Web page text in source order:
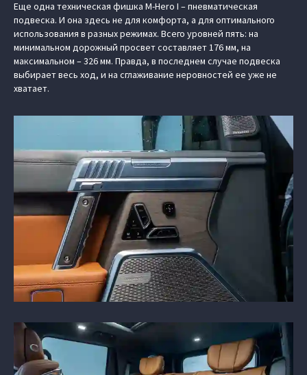
Еще одна техническая фишка M-Hero I – пневматическая
подвеска. И она здесь не для комфорта, а для оптимального
использования в разных режимах. Всего уровней пять: на
минимальном дорожный просвет составляет 176 мм, на
максимальном – 326 мм. Правда, в последнем случае подвеска
выбирает весь ход, и на сглаживание неровностей ее уже не
хватает.